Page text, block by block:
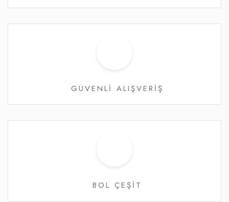
GÜVENLİ ALIŞVERİŞ
BOL ÇEŞİT